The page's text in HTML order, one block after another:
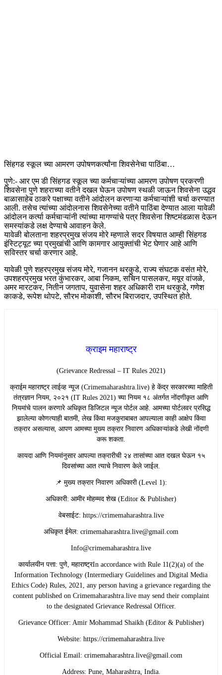
सिंहगड स्कूल च्या आमरण उपोषणकर्त्यांना शिवसेनेचा पाठिंबा…
पुणे:- आर एम डी सिंहगड स्कूल च्या कर्मचाऱ्यांच्या आमरण उपोषण प्रकरणी
शिवसेना पुणे शहराच्या वतीने दखल घेऊन उपोषण स्थळी जाऊन शिवसेना उद्धव
बाळासाहेब ठाकरे पक्षाच्या वतीने आंदोलन करणाऱ्या कर्मचाऱ्यांशी चर्चा करण्यात
आली. तसेच त्यांच्या आंदोलनास शिवसेनेच्या वतीने पाठिंबा देण्यात आला यावेळी
आंदोलन कर्त्या कर्मचाऱ्यांनी त्यांच्या मागण्यांचे पत्र शिवसेना शिष्टमंडळास देऊन
समस्यांकडे लक्ष देण्याचे आवाहन केले.
यावेळी बोलताना शहरप्रमुख संजय मोरे म्हणाले सदर विषयात आम्ही सिंहगड
इंस्टिट्यूट च्या प्रमुखांची आणि कामगार आयुक्तांची भेट घेणार आहे आणि
सविस्तर चर्चा करणार आहे.
यावेळी पुणे शहरप्रमुख संजय मोरे, गजानन थरकुडे, राज्य संघटक वसंत मोरे,
उपशहरप्रमुख भरत कुंभारकर, आबा निकम, सचिन पासलकर, मयूर वांजळे,
अमर मारटकर, नितीन जगताप, युवासेना शहर अधिकारी राम थरकुडे, गणेश
काकडे, रूपेश थोपटे, सौरभ मोकाशी, सौरभ बिराजदार, उपस्थित होते.
क्राइम महाराष्ट्र
(Grievance Redressal – IT Rules 2021)
​क्राईम महाराष्ट्र लाईव्ह न्यूज (Crimemaharashtra.live) हे केंद्र सरकारच्या माहिती
तंत्रज्ञान नियम, २०२१ (IT Rules 2021) च्या नियम १८ अंतर्गत नोंदणीकृत आणि
नियमांचे पालन करणारे अधिकृत डिजिटल न्यूज पोर्टल आहे. आमच्या पोर्टलवर प्रसिद्ध
झालेल्या कोणत्याही बातमी, लेख किंवा मजकुराबाबत आपल्याला काही आक्षेप किंवा
तक्रार असल्यास, आपण आमच्या मुख्य तक्रार निवारण अधिकाऱ्यांकडे लेखी नोंदणी
करू शकता.
​कायदा आणि नियमांनुसार आपल्या तक्रारीची २४ तासांच्या आत दखल घेऊन १५
दिवसांच्या आत त्याचे निवारण केले जाईल.
​📌 मुख्य तक्रार निवारण अधिकारी (Level 1):
​अधिकारी: आमीर मोहम्मद शेख (Editor & Publisher)
​वेबसाईट: https://crimemaharashtra.live
​अधिकृत ईमेल: crimemaharashtra.live@gmail.com
Info@crimemaharashtra.live
​कार्यालयीन पत्ता: पुणे, महाराष्ट्रIn accordance with Rule 11(2)(a) of the
Information Technology (Intermediary Guidelines and Digital Media
Ethics Code) Rules, 2021, any person having a grievance regarding the
content published on Crimemaharashtra.live may send their complaint
to the designated Grievance Redressal Officer.
​Grievance Officer: Amir Mohammad Shaikh (Editor & Publisher)
​Website: https://crimemaharashtra.live
​Official Email: crimemaharashtra.live@gmail.com
​Address: Pune, Maharashtra, India.